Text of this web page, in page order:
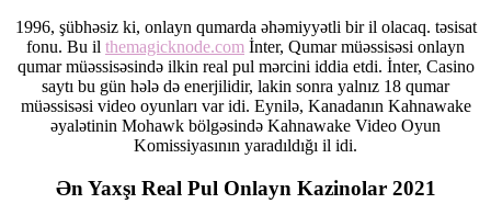
1996, şübhəsiz ki, onlayn qumarda əhəmiyyətli bir il olacaq. təsisat
fonu. Bu il themagicknode.com İnter, Qumar müəssisəsi onlayn
qumar müəssisəsində ilkin real pul mərcini iddia etdi. İnter, Casino
saytı bu gün hələ də enerjilidir, lakin sonra yalnız 18 qumar
müəssisəsi video oyunları var idi. Eynilə, Kanadanın Kahnawake
əyalətinin Mohawk bölgəsində Kahnawake Video Oyun
Komissiyasının yaradıldığı il idi.
Ən Yaxşı Real Pul Onlayn Kazinolar 2021